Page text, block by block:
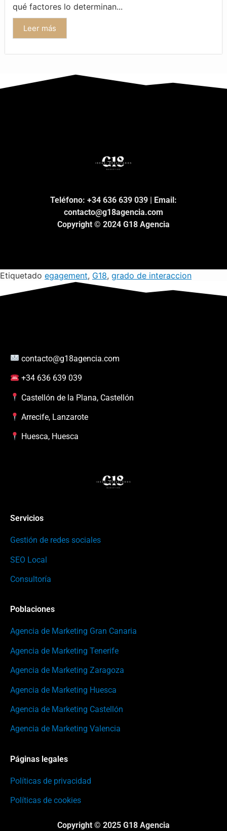
qué factores lo determinan...
Leer más
Teléfono: +34 636 639 039 | Email:
contacto@g18agencia.com
Copyright © 2024 G18 Agencia
Etiquetado egagement, G18, grado de interaccion
contacto@g18agencia.com
+34 636 639 039
Castellón de la Plana, Castellón
Arrecife, Lanzarote
Huesca, Huesca
Servicios
Gestión de redes sociales
SEO Local
Consultoría
Poblaciones
Agencia de Marketing Gran Canaria
Agencia de Marketing Tenerife
Agencia de Marketing Zaragoza
Agencia de Marketing Huesca
Agencia de Marketing Castellón
Agencia de Marketing Valencia
Páginas legales
Políticas de privacidad
Políticas de cookies
Copyright © 2025 G18 Agencia